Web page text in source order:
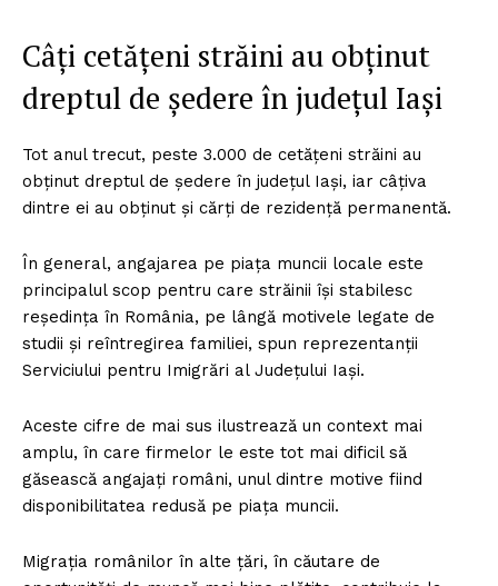
Câţi cetăţeni străini au obţinut
dreptul de şedere în judeţul Iaşi
Tot anul trecut, peste 3.000 de cetăţeni străini au
obţinut dreptul de şedere în judeţul Iaşi, iar câţiva
dintre ei au obţinut şi cărţi de rezidenţă permanentă.
În general, angajarea pe piaţa muncii locale este
principalul scop pentru care străinii îşi stabilesc
reşedinţa în România, pe lângă motivele legate de
studii şi reîntregirea familiei, spun reprezentanţii
Serviciului pentru Imigrări al Judeţului Iaşi.
Aceste cifre de mai sus ilustrează un context mai
amplu, în care firmelor le este tot mai dificil să
găsească angajaţi români, unul dintre motive fiind
disponibilitatea redusă pe piaţa muncii.
Migraţia românilor în alte ţări, în căutare de